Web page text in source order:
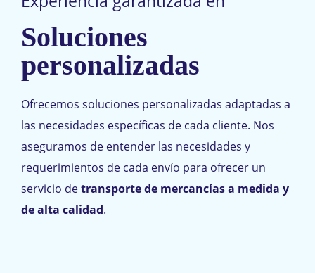
Soluciones
personalizadas
Ofrecemos soluciones personalizadas adaptadas a
las necesidades específicas de cada cliente. Nos
aseguramos de entender las necesidades y
requerimientos de cada envío para ofrecer un
servicio detransporte de mercancías a medida y
de alta calidad.